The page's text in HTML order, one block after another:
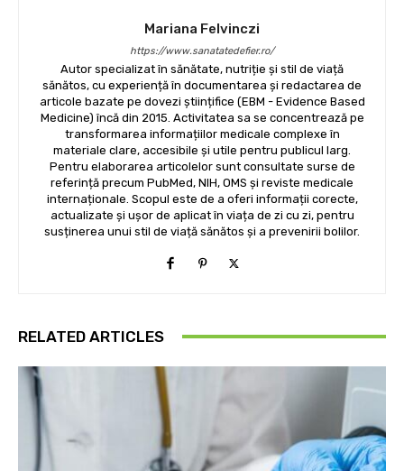
Mariana Felvinczi
https://www.sanatatedefier.ro/
Autor specializat în sănătate, nutriție și stil de viață
sănătos, cu experiență în documentarea și redactarea de
articole bazate pe dovezi științifice (EBM - Evidence Based
Medicine) încă din 2015. Activitatea sa se concentrează pe
transformarea informațiilor medicale complexe în
materiale clare, accesibile și utile pentru publicul larg.
Pentru elaborarea articolelor sunt consultate surse de
referință precum PubMed, NIH, OMS și reviste medicale
internaționale. Scopul este de a oferi informații corecte,
actualizate și ușor de aplicat în viața de zi cu zi, pentru
susținerea unui stil de viață sănătos și a prevenirii bolilor.
RELATED ARTICLES